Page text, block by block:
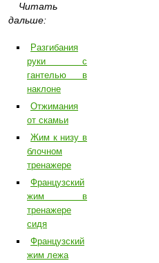
Читать
дальше:
Разгибания
руки с
гантелью в
наклоне
Отжимания
от скамьи
Жим к низу в
блочном
тренажере
Французский
жим в
тренажере
сидя
Французский
жим лежа